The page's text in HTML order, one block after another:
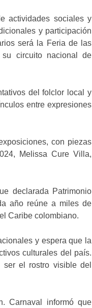
actividades sociales y
y participación
será la Feria de las
circuito nacional de
del folclor local y
entre expresiones
con piezas
Melissa Cure Villa,
declarada Patrimonio
año reúne a miles de
Caribe colombiano.
y espera que la
culturales del país.
el rostro visible del
Carnaval informó que